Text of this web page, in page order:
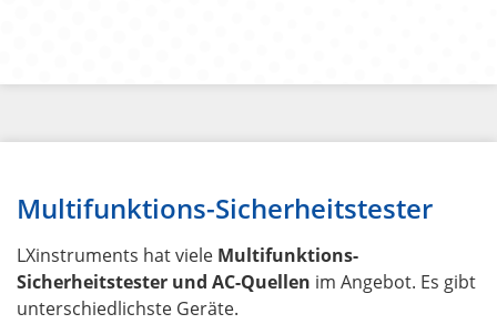
Multifunktions-Sicherheitstester
LXinstruments hat viele Multifunktions-
Sicherheitstester und AC-Quellen im Angebot. Es gibt
unterschiedlichste Geräte.